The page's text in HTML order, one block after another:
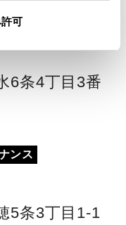
可
ンス
6条4丁目3番
ンス
5条3丁目1-1